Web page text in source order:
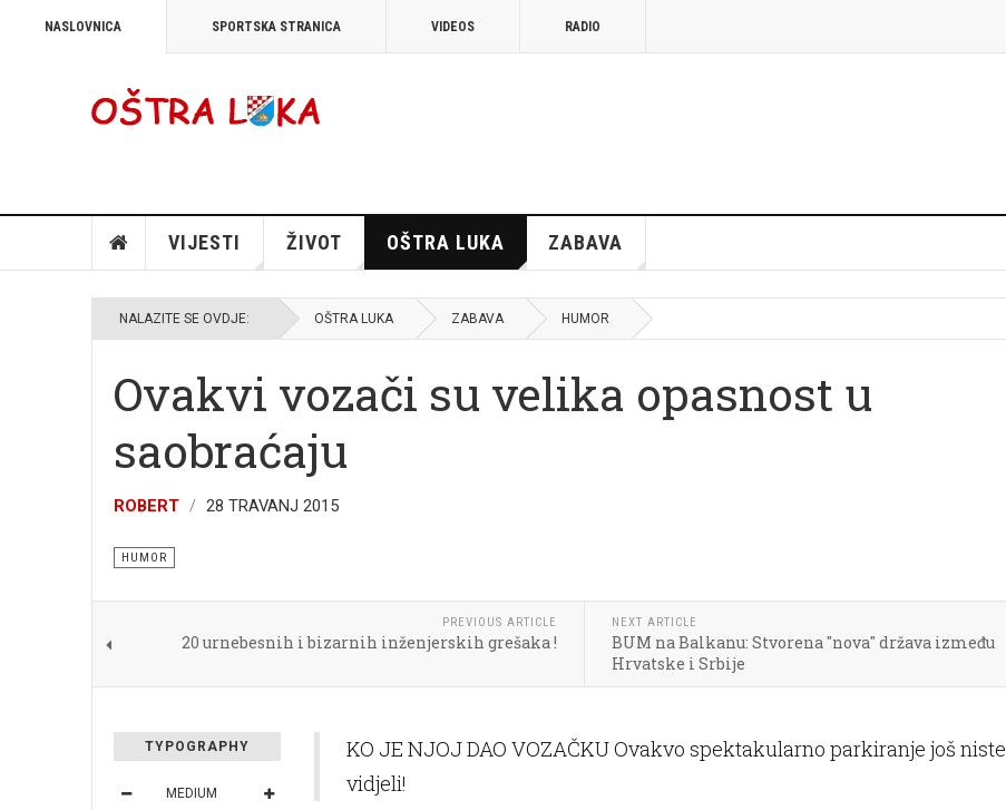
NASLOVNICA SPORTSKA STRANICA VIDEOS RADIO
VIJESTI ŽIVOT OŠTRA LUKA ZABAVA
NALAZITE SE OVDJE: OŠTRA LUKA ZABAVA HUMOR
Ovakvi vozači su velika opasnost u
saobraćaju
ROBERT 28 TRAVANJ 2015
HUMOR
PREVIOUS ARTICLE
20 urnebesnih i bizarnih inženjerskih grešaka !
NEXT ARTICLE
BUM na Balkanu: Stvorena "nova" država između
Hrvatske i Srbije
TYPOGRAPHY
MEDIUM
KO JE NJOJ DAO VOZAČKU Ovakvo spektakularno parkiranje još niste
vidjeli!